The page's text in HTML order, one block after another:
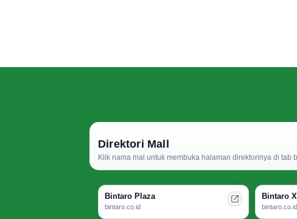
Direktori Mall
Klik nama mal untuk membuka halaman direktorinya di tab
Bintaro Plaza
bintaro.co.id
Bintaro
bintaro.co.id